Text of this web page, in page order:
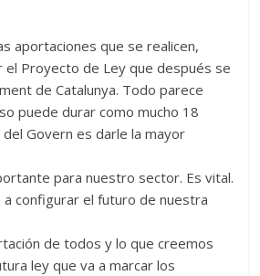
aportaciones que se realicen,
el Proyecto de Ley que después se
de Catalunya. Todo parece
puede durar como mucho 18
Govern es darle la mayor
para nuestro sector. Es vital.
a configurar el futuro de nuestra
de todos y lo que creemos
ley que va a marcar los